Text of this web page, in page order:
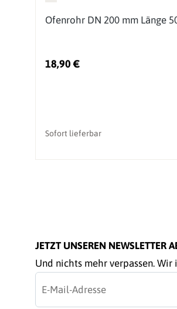
Ofenrohr DN 200 mm Länge
18,90 €
Sofort lieferbar
JETZT UNSEREN NEWSLETTER
Und nichts mehr verpassen.